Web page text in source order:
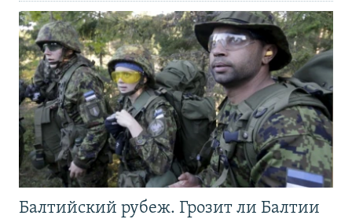
Балтийский рубеж. Грозит ли Балтии